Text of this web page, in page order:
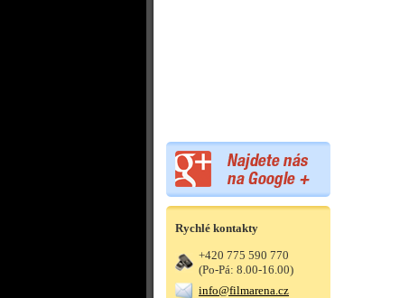
Rychlé kontakty
+420 775 590 770
(Po-Pá: 8.00-16.00)
info@filmarena.cz